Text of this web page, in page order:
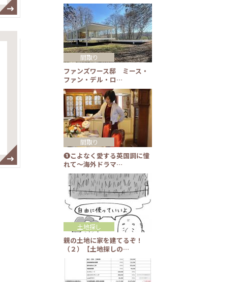
ファンズワース邸 ミース・
ファン・デル・ロ…
間取り
❶こよなく愛する英国調に憧
れて～海外ドラマ…
間取り
親の土地に家を建てるぞ！
（２）【土地探しの…
土地探し